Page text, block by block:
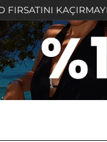
KAÇIRMAYIN! 🤍